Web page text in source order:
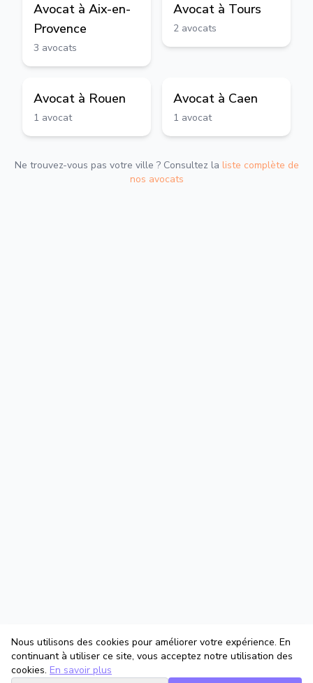
Avocat à Aix-en-
Provence
3 avocats
Avocat à Tours
2 avocats
Avocat à Rouen
1 avocat
Avocat à Caen
1 avocat
Ne trouvez-vous pas votre ville ? Consultez la liste complète de
nos avocats
Nous utilisons des cookies pour améliorer votre expérience. En
continuant à utiliser ce site, vous acceptez notre utilisation des
cookies. En savoir plus